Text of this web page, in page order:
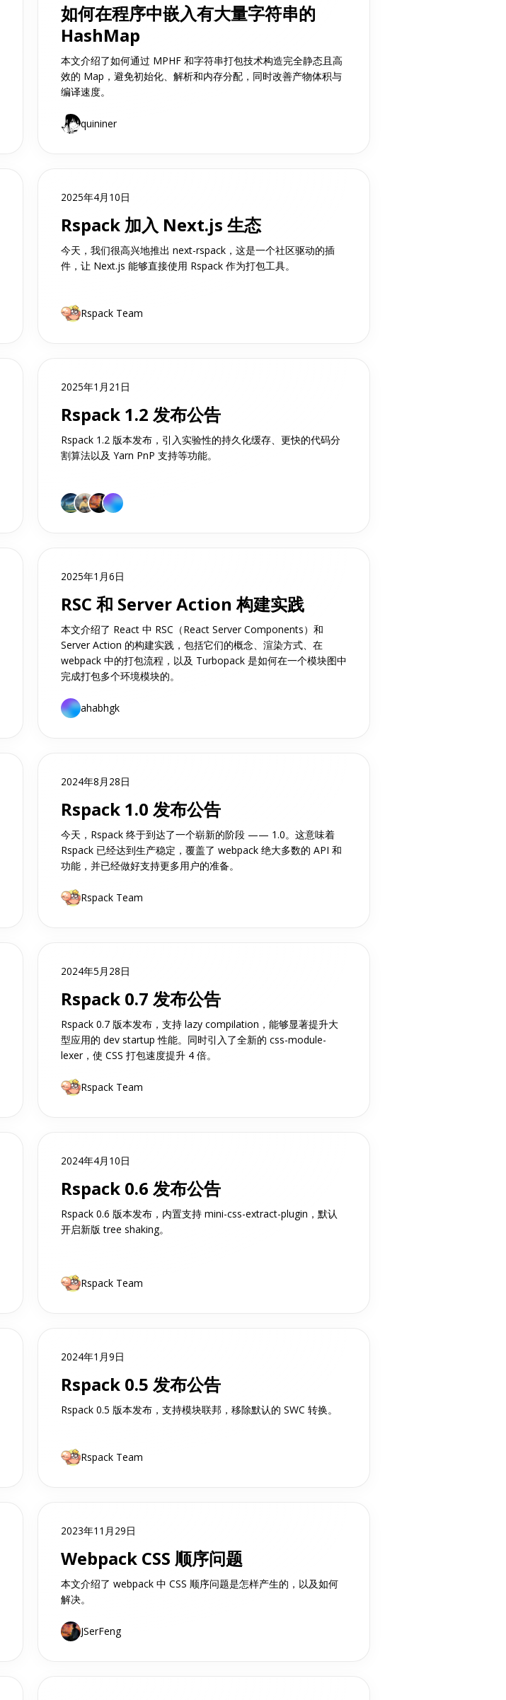
如何在程序中嵌入有大量字符串的
HashMap
本文介绍了如何通过 MPHF 和字符串打包技术构造完全静态且高
效的 Map，避免初始化、解析和内存分配，同时改善产物体积与
编译速度。
quininer
2025年4月10日
Rspack 加入 Next.js 生态
今天，我们很高兴地推出 next-rspack，这是一个社区驱动的插
件，让 Next.js 能够直接使用 Rspack 作为打包工具。
Rspack Team
2025年1月21日
Rspack 1.2 发布公告
Rspack 1.2 版本发布，引入实验性的持久化缓存、更快的代码分
割算法以及 Yarn PnP 支持等功能。
2025年1月6日
RSC 和 Server Action 构建实践
本文介绍了 React 中 RSC（React Server Components）和
Server Action 的构建实践，包括它们的概念、渲染方式、在
webpack 中的打包流程，以及 Turbopack 是如何在一个模块图中
完成打包多个环境模块的。
ahabhgk
2024年8月28日
Rspack 1.0 发布公告
今天，Rspack 终于到达了一个崭新的阶段 —— 1.0。这意味着
Rspack 已经达到生产稳定，覆盖了 webpack 绝大多数的 API 和
功能，并已经做好支持更多用户的准备。
Rspack Team
2024年5月28日
Rspack 0.7 发布公告
Rspack 0.7 版本发布，支持 lazy compilation，能够显著提升大
型应用的 dev startup 性能。同时引入了全新的 css-module-
lexer，使 CSS 打包速度提升 4 倍。
Rspack Team
2024年4月10日
Rspack 0.6 发布公告
Rspack 0.6 版本发布，内置支持 mini-css-extract-plugin，默认
开启新版 tree shaking。
Rspack Team
2024年1月9日
Rspack 0.5 发布公告
Rspack 0.5 版本发布，支持模块联邦，移除默认的 SWC 转换。
Rspack Team
2023年11月29日
Webpack CSS 顺序问题
本文介绍了 webpack 中 CSS 顺序问题是怎样产生的，以及如何
解决。
JSerFeng